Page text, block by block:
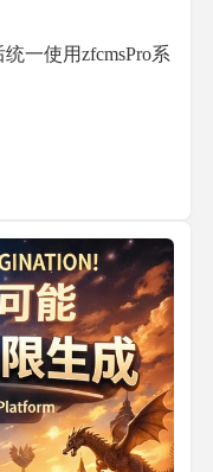
一使用zfcmsPro系